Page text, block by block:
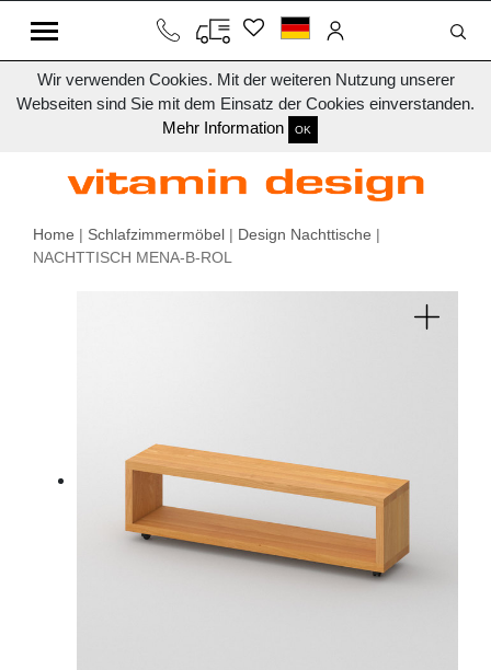
Wir verwenden Cookies. Mit der weiteren Nutzung unserer
Webseiten sind Sie mit dem Einsatz der Cookies einverstanden.
Mehr Information
OK
Home | Schlafzimmermöbel | Design Nachttische |
NACHTTISCH MENA-B-ROL